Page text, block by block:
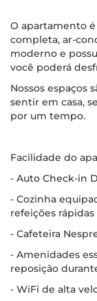
O apartamento
completa, ar-
moderno e
você poderá
Nossos espaços
sentir em casa,
por um tempo.
Facilidade do
- Auto Check-in
- Cozinha
refeições rápidas
- Cafeteira
- Amenidades
reposição
- WiFi de alta